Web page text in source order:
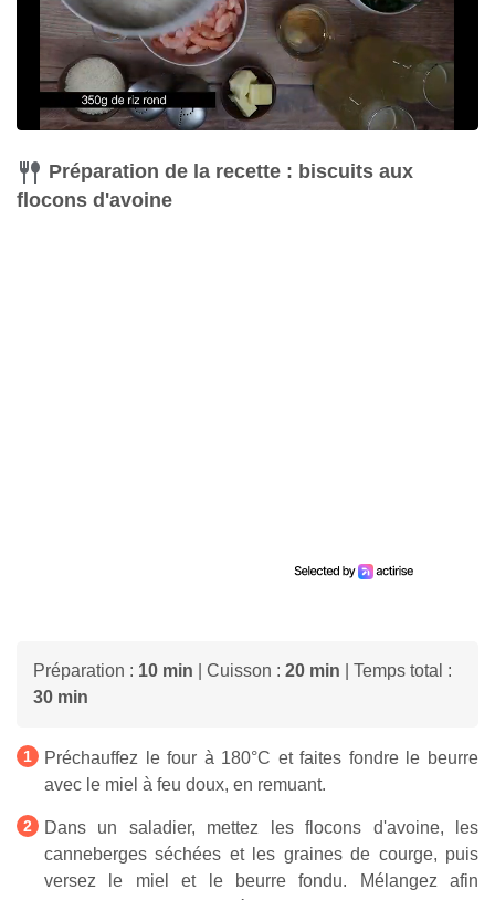
Préparation de la recette : biscuits aux
flocons d'avoine
Préparation : 10 min | Cuisson : 20 min | Temps total :
30 min
Préchauffez le four à 180°C et faites fondre le beurre
avec le miel à feu doux, en remuant.
Dans un saladier, mettez les flocons d'avoine, les
canneberges séchées et les graines de courge, puis
versez le miel et le beurre fondu. Mélangez afin